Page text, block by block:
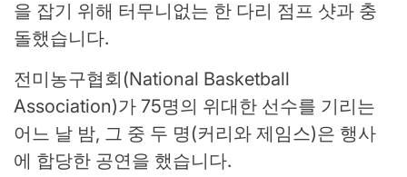
을 잡기 위해 터무니없는 한 다리 점프 샷과 충
돌했습니다.
전미농구협회(National Basketball
Association)가 75명의 위대한 선수를 기리는
어느 날 밤, 그 중 두 명(커리와 제임스)은 행사
에 합당한 공연을 했습니다.